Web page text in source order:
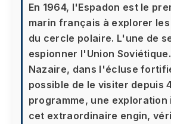
En 1964, l'Espadon est le
marin français à explorer
du cercle polaire. L'une de
espionner l'Union
Nazaire, dans l'écluse
possible de le visiter depuis
programme, une exploration
cet extraordinaire engin,